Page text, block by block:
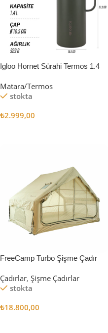
Igloo Hornet Sürahi Termos 1.4
Matara/Termos
stokta
₺2.999,00
FreeCamp Turbo Şişme Çadır
Çadırlar, Şişme Çadırlar
stokta
₺18.800,00